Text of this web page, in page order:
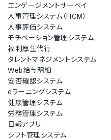
エンゲージメントサーベイ
人事管理システム（HCM）
人事評価システム
モチベーション管理システム
福利厚生代行
タレントマネジメントシステム
Web給与明細
安否確認システム
eラーニングシステム
健康管理システム
労務管理システム
日報アプリ
シフト管理システム